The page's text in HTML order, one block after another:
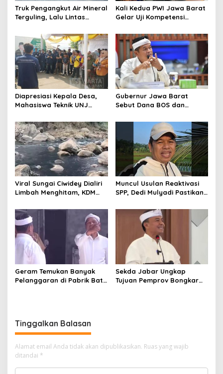
Truk Pengangkut Air Mineral
Terguling, Lalu Lintas
Memadat
Kali Kedua PWI Jawa Barat
Gelar Uji Kompetensi
Diapresiasi Kepala Desa,
Mahasiswa Teknik UNJ
Pengelolaan Sampah
Gubernur Jawa Barat
Sebut Dana BOS dan
Operasional Sekolah
Viral Sungai Ciwidey Dialiri
Limbah Menghitam, KDM
Pelaku
Muncul Usulan Reaktivasi
SPP, Dedi Mulyadi Pastikan
Selenggarakan Sekolah
Geram Temukan Banyak
Pelanggaran di Pabrik Batu
Sekda Jabar Ungkap
Tujuan Pemprov Bongkar
Tinggalkan Balasan
Alamat email Anda tidak akan dipublikasikan. Ruas yang wajib
ditandai *